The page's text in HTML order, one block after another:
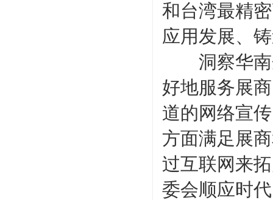
和台湾最精
应用发展、
洞察华南
好地服务展
道的网络宣
方面满足展
过互联网来
委会顺应时